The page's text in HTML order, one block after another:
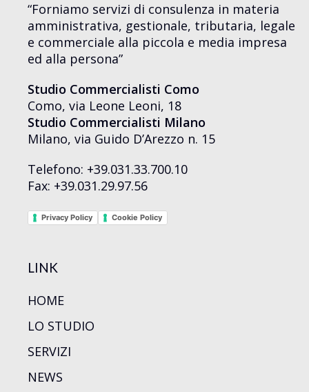
“Forniamo servizi di consulenza in materia
amministrativa, gestionale, tributaria, legale
e commerciale alla piccola e media impresa
ed alla persona”
Studio Commercialisti Como
Como, via Leone Leoni, 18
Studio Commercialisti Milano
Milano, via Guido D’Arezzo n. 15
Telefono: +39.031.33.700.10
Fax: +39.031.29.97.56
Privacy Policy Cookie Policy
LINK
HOME
LO STUDIO
SERVIZI
NEWS